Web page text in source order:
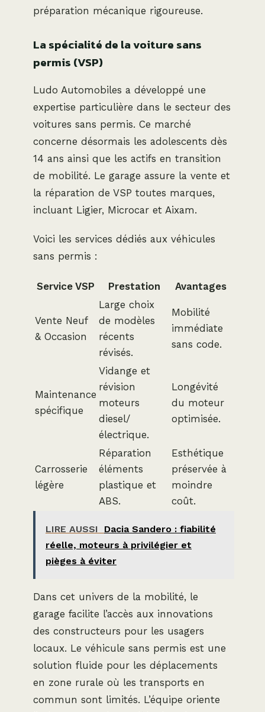
préparation mécanique rigoureuse.
La spécialité de la voiture sans
permis (VSP)
Ludo Automobiles a développé une
expertise particulière dans le secteur des
voitures sans permis. Ce marché
concerne désormais les adolescents dès
14 ans ainsi que les actifs en transition
de mobilité. Le garage assure la vente et
la réparation de VSP toutes marques,
incluant Ligier, Microcar et Aixam.
Voici les services dédiés aux véhicules
sans permis :
Service VSP Prestation Avantages
Vente Neuf
& Occasion
Large choix
de modèles
récents
révisés.
Mobilité
immédiate
sans code.
Maintenance
spécifique
Vidange et
révision
moteurs
diesel/
électrique.
Longévité
du moteur
optimisée.
Carrosserie
légère
Réparation
éléments
plastique et
ABS.
Esthétique
préservée à
moindre
coût.
LIRE AUSSI
Dacia Sandero : fiabilité
réelle, moteurs à privilégier et
pièges à éviter
Dans cet univers de la mobilité, le
garage facilite l’accès aux innovations
des constructeurs pour les usagers
locaux. Le véhicule sans permis est une
solution fluide pour les déplacements
en zone rurale où les transports en
commun sont limités. L’équipe oriente